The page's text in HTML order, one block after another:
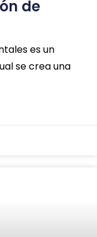
de
es un
se crea una